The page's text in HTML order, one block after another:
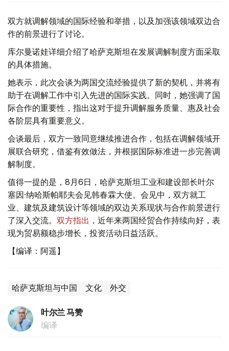
双方就调解领域的国际经验和举措，以及加强该领域双边合
作的前景进行了讨论。
库尔曼诺娃详细介绍了哈萨克斯坦在发展调解制度方面采取
的具体措施。
她表示，此次会谈为两国交流经验提供了新的契机，并将有
助于在调解工作中引入先进的国际实践。同时，她强调了国
际合作的重要性，指出这对于提升调解服务质量、惠及社会
各阶层具有重要意义。
会谈最后，双方一致同意继续推进合作，包括在调解领域开
展联合研究，借鉴有效做法，并根据国际标准进一步完善调
解制度。
值得一提的是，8月6日，哈萨克斯坦工业和建设部长叶尔
塞因·纳哈斯帕耶夫会见韩春霖大使。会见中，双方就工
业、建筑及建筑设计等领域的双边关系现状与合作前景进行
了深入交流。 双方指出 ，近年来两国经贸合作持续向好，表
现为贸易额稳步增长，投资活动日益活跃。
【编译：阿遥】
哈萨克斯坦与中国 文化 外交
叶尔兰 马赞
编译